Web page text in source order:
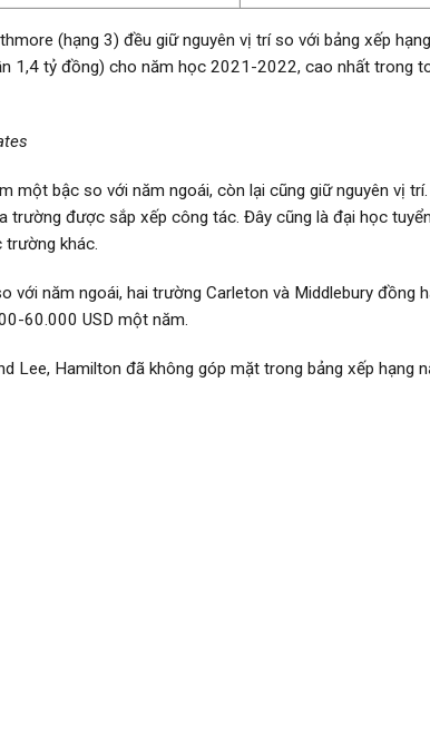
(hạng 3) đều giữ nguyên vị trí so với bảng xếp
1,4 tỷ đồng) cho năm học 2021-2022, cao nhất trong
một bậc so với năm ngoái, còn lại cũng giữ nguyên vị
trường được sắp xếp công tác. Đây cũng là đại học
khác.
năm ngoái, hai trường Carleton và Middlebury đồng
60.000 USD một năm.
Lee, Hamilton đã không góp mặt trong bảng xếp hạng